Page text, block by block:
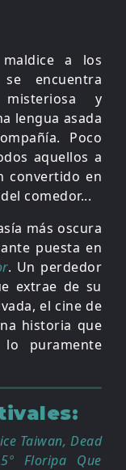
maldice a los
encuentra
y
lengua asada
Poco
aquellos a
convertido en
comedor...
más oscura
puesta en
. Un perdedor
extrae de su
el cine de
historia que
puramente
Taiwan, Dead
Floripa Que